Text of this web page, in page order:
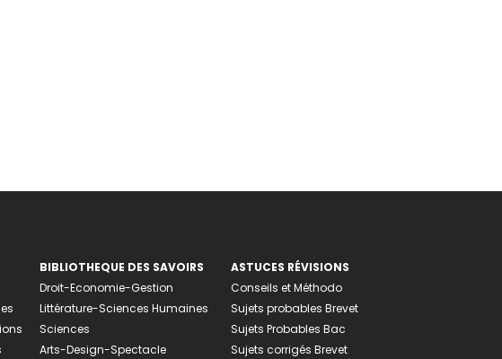
BIBLIOTHEQUE DES SAVOIRS
Droit-Economie-Gestion
Littérature-Sciences Humaines
Sciences
Arts-Design-Spectacle
ASTUCES RÉVISIONS
Conseils et Méthodo
Sujets probables Brevet
Sujets Probables Bac
Sujets corrigés Brevet